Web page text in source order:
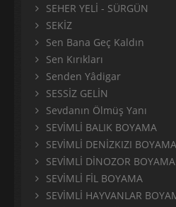
SEHER YELİ - SÜRGÜN
SEKİZ
Sen Bana Geç Kaldın
Sen Kırıkları
Senden Yâdigar
SESSİZ GELİN
Sevdanın Ölmüş Yanı
SEVİMLİ BALIK BOYAMA
SEVİMLİ DENİZKIZI BOYAMA
SEVİMLİ DİNOZOR BOYAMA
SEVİMLİ FİL BOYAMA
SEVİMLİ HAYVANLAR